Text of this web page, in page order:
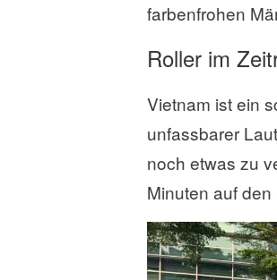
farbenfrohen
Roller im
Vietnam ist ein
unfassbarer
noch etwas zu
Minuten auf den